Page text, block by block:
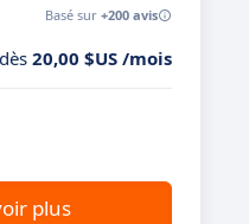
Basé sur +200 avis
20,00 $US /mois
plus